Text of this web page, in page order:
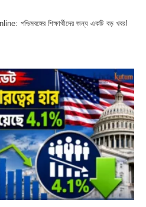
শিক্ষার্থীদের জন্য একটি বড় খবর!